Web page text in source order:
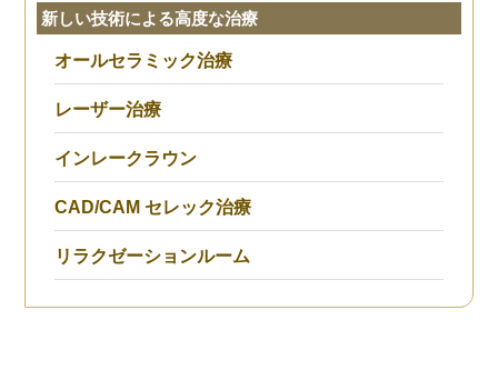
新しい技術による高度な治療
オールセラミック治療
レーザー治療
インレークラウン
CAD/CAM セレック治療
リラクゼーションルーム